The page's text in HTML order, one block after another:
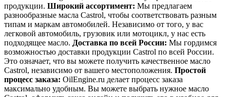
продукции. Широкий ассортимент: Мы предлагаем
разнообразные масла Castrol, чтобы соответствовать разным
типам и маркам автомобилей. Независимо от того, у вас
легковой автомобиль, грузовик или мотоцикл, у нас есть
подходящее масло. Доставка по всей России: Мы гордимся
возможностью доставки продукции Castrol по всей России.
Это означает, что вы можете получить качественное масло
Castrol, независимо от вашего местоположения. Простой
процесс заказа: OilEngine.ru делает процесс заказа
максимально удобным. Вы можете выбрать нужное масло